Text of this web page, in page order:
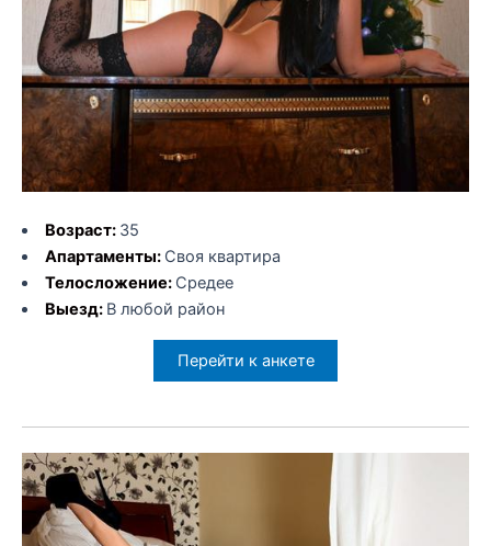
Возраст: 35
Апартаменты: Своя квартира
Телосложение: Средее
Выезд: В любой район
Перейти к анкете